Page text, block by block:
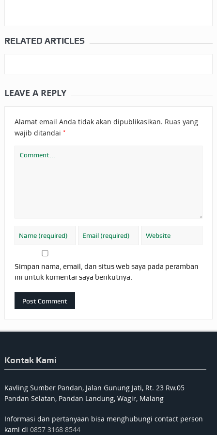
RELATED ARTICLES
LEAVE A REPLY
Alamat email Anda tidak akan dipublikasikan. Ruas yang
wajib ditandai *
Simpan nama, email, dan situs web saya pada peramban
ini untuk komentar saya berikutnya.
Kontak Kami
Kavling Sumber Pandan, Jalan Gunung Jati, Rt. 23 Rw.05
Pandan Selatan, Pandan Landung, Wagir, Malang
Informasi dan pertanyaan bisa menghubungi contact person
kami di 0857 3168 8544